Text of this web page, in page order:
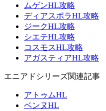
ムゲンHL攻略
ディアスポラHL攻略
ジークHL攻略
シエテHL攻略
コスモスHL攻略
アガスティアHL攻略
エニアドシリーズ関連記事
アトゥムHL
ベンヌHL